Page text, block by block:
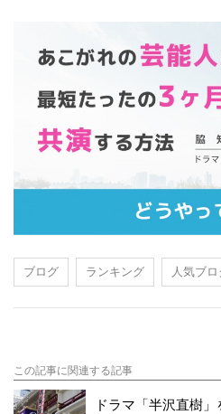
ブログ ランキング 人気ブロ
この記事に関連する記事
ドラマ「半沢直樹